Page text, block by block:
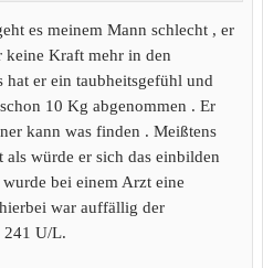
es meinem Mann schlecht , er
keine Kraft mehr in den
er ein taubheitsgefühl und
10 Kg abgenommen . Er
kann was finden . Meißtens
würde er sich das einbilden
bei einem Arzt eine
war auffällig der
241 U/L.